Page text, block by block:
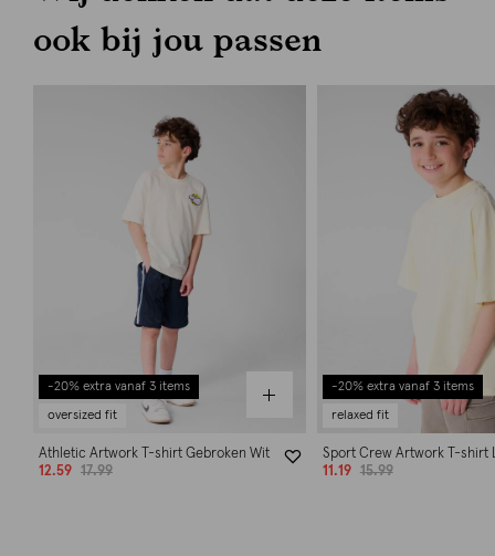
ook bij jou passen
-20% extra vanaf 3 items
oversized fit
Athletic Artwork T-shirt Gebroken Wit
12.59
17.99
-20% extra vanaf 3 items
relaxed fit
Sport Crew Artwork T-shirt
11.19
15.99